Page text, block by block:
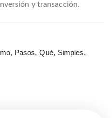
y transacción.
Pasos, Qué, Simples,